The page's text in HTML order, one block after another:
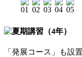
「発展コース」も設